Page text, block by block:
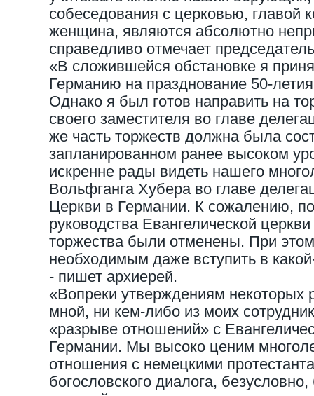
собеседования с церковью, главой
женщина, являются абсолютно
справедливо отмечает
«В сложившейся обстановке я
Германию на празднование 50-
Однако я был готов направить на
своего заместителя во главе
же часть торжеств должна была
запланированном ранее высоком
искренне рады видеть нашего
Вольфганга Хубера во главе
Церкви в Германии. К сожалению,
руководства Евангелической
торжества были отменены. При
необходимым даже вступить в
- пишет архиерей.
«Вопреки утверждениям некоторых
мной, ни кем-либо из моих
«разрыве отношений» с
Германии. Мы высоко ценим
отношения с немецкими
богословского диалога,